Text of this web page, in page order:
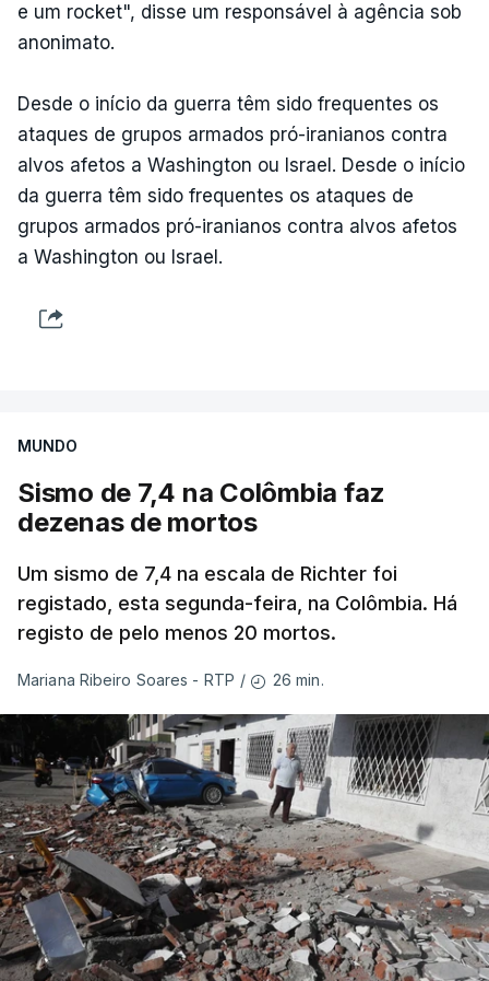
e um rocket", disse um responsável à agência sob
anonimato.
Desde o início da guerra têm sido frequentes os
ataques de grupos armados pró-iranianos contra
alvos afetos a Washington ou Israel. Desde o início
da guerra têm sido frequentes os ataques de
grupos armados pró-iranianos contra alvos afetos
a Washington ou Israel.
MUNDO
Sismo de 7,4 na Colômbia faz
dezenas de mortos
Um sismo de 7,4 na escala de Richter foi
registado, esta segunda-feira, na Colômbia. Há
registo de pelo menos 20 mortos.
Mariana Ribeiro Soares - RTP / 26 min.